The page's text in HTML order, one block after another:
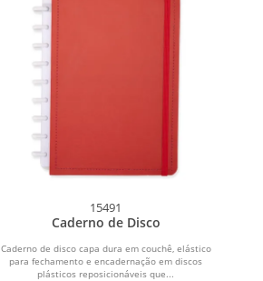
15491
Caderno de Disco
Caderno de disco capa dura em couchê, elástico
para fechamento e encadernação em discos
plásticos reposicionáveis que...